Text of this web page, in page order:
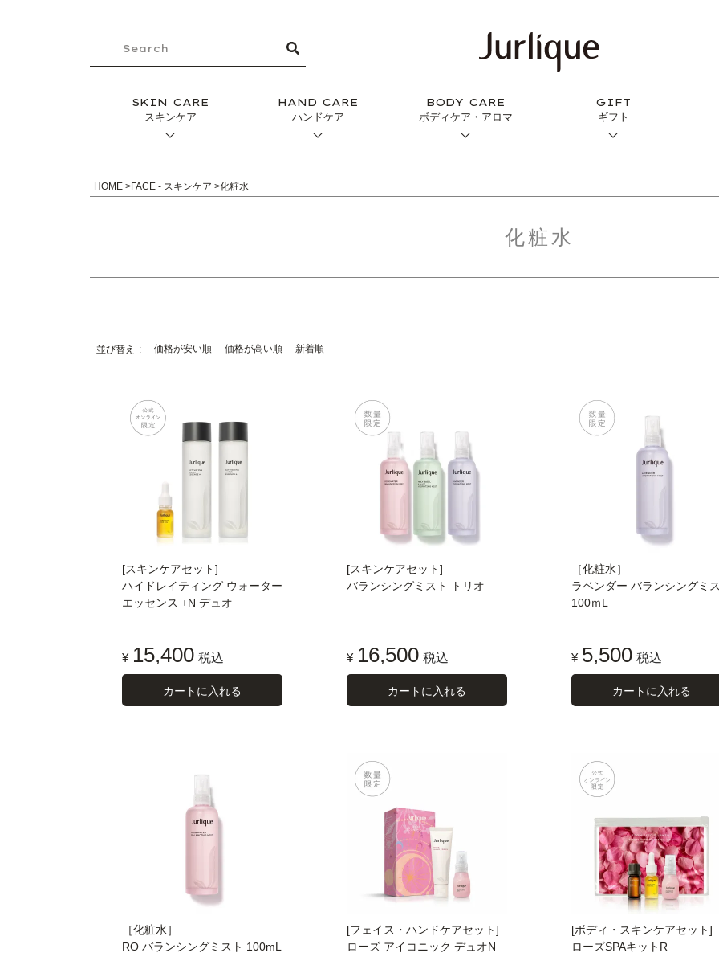
SKIN CARE
スキンケア
HAND CARE
ハンドケア
BODY CARE
ボディケア・アロマ
GIFT
ギフト
HOME FACE - スキンケア 化粧水
化粧水
並び替え 価格が安い順 価格が高い順 新着順
[スキンケアセット]
ハイドレイティング ウォーター
エッセンス +N デュオ
¥ 15,400 税込
カートに入れる
[スキンケアセット]
バランシングミスト トリオ
¥ 16,500 税込
カートに入れる
［化粧水］
ラベンダー バランシングミ
100ｍL
¥ 5,500 税込
カートに入れる
［化粧水］
RO バランシングミスト 100mL
[フェイス・ハンドケアセット]
ローズ アイコニック デュオN
[ボディ・スキンケアセット]
ローズSPAキットR